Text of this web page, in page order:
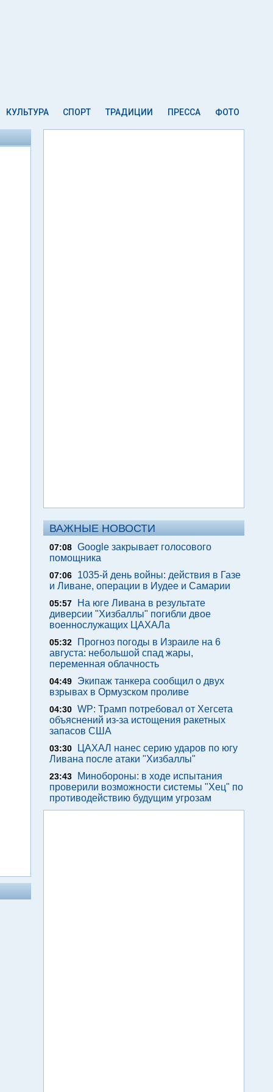
КУЛЬТУРА СПОРТ ТРАДИЦИИ ПРЕССА ФОТО
ВАЖНЫЕ НОВОСТИ
07:08 Google закрывает голосового
помощника
07:06
1035-й день войны: действия в Газе
и Ливане, операции в Иудее и Самарии
05:57
На юге Ливана в результате
диверсии "Хизбаллы" погибли двое
военнослужащих ЦАХАЛа
05:32
Прогноз погоды в Израиле на 6
августа: небольшой спад жары,
переменная облачность
04:49
Экипаж танкера сообщил о двух
взрывах в Ормузском проливе
04:30 WP: Трамп потребовал от Хегсета
объяснений из-за истощения ракетных
запасов США
03:30
ЦАХАЛ нанес серию ударов по югу
Ливана после атаки "Хизбаллы"
23:43
Минобороны: в ходе испытания
проверили возможности системы "Хец" по
противодействию будущим угрозам